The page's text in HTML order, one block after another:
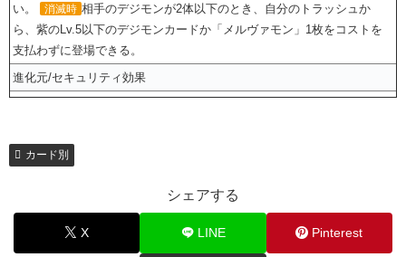
い。
消滅時 相手のデジモンが2体以下のとき、自分のトラッシュか
ら、紫のLv.5以下のデジモンカードか「メルヴァモン」1枚をコストを
支払わずに登場できる。
進化元/セキュリティ効果
カード別
シェアする
X LINE Pinterest